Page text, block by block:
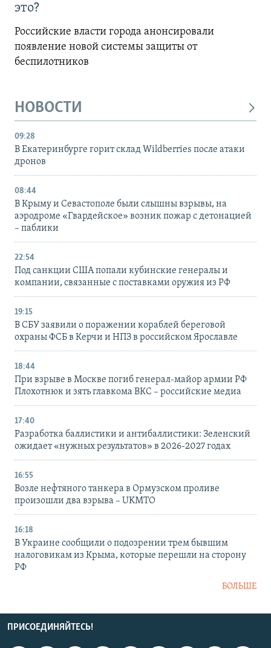
это?
Российские власти города анонсировали
появление новой системы защиты от
беспилотников
НОВОСТИ
09:28
В Екатеринбурге горит склад Wildberries после атаки
дронов
08:44
В Крыму и Севастополе были слышны взрывы, на
аэродроме «Гвардейское» возник пожар с детонацией
– паблики
22:54
Под санкции США попали кубинские генералы и
компании, связанные с поставками оружия из РФ
19:15
В СБУ заявили о поражении кораблей береговой
охраны ФСБ в Керчи и НПЗ в российском Ярославле
18:44
При взрыве в Москве погиб генерал-майор армии РФ
Плохотнюк и зять главкома ВКС – российские медиа
17:40
Разработка баллистики и антибаллистики: Зеленский
ожидает «нужных результатов» в 2026-2027 годах
16:55
Возле нефтяного танкера в Ормузском проливе
произошли два взрыва – UKMTO
16:18
В Украине сообщили о подозрении трем бывшим
налоговикам из Крыма, которые перешли на сторону
РФ
БОЛЬШЕ
ПРИСОЕДИНЯЙТЕСЬ!